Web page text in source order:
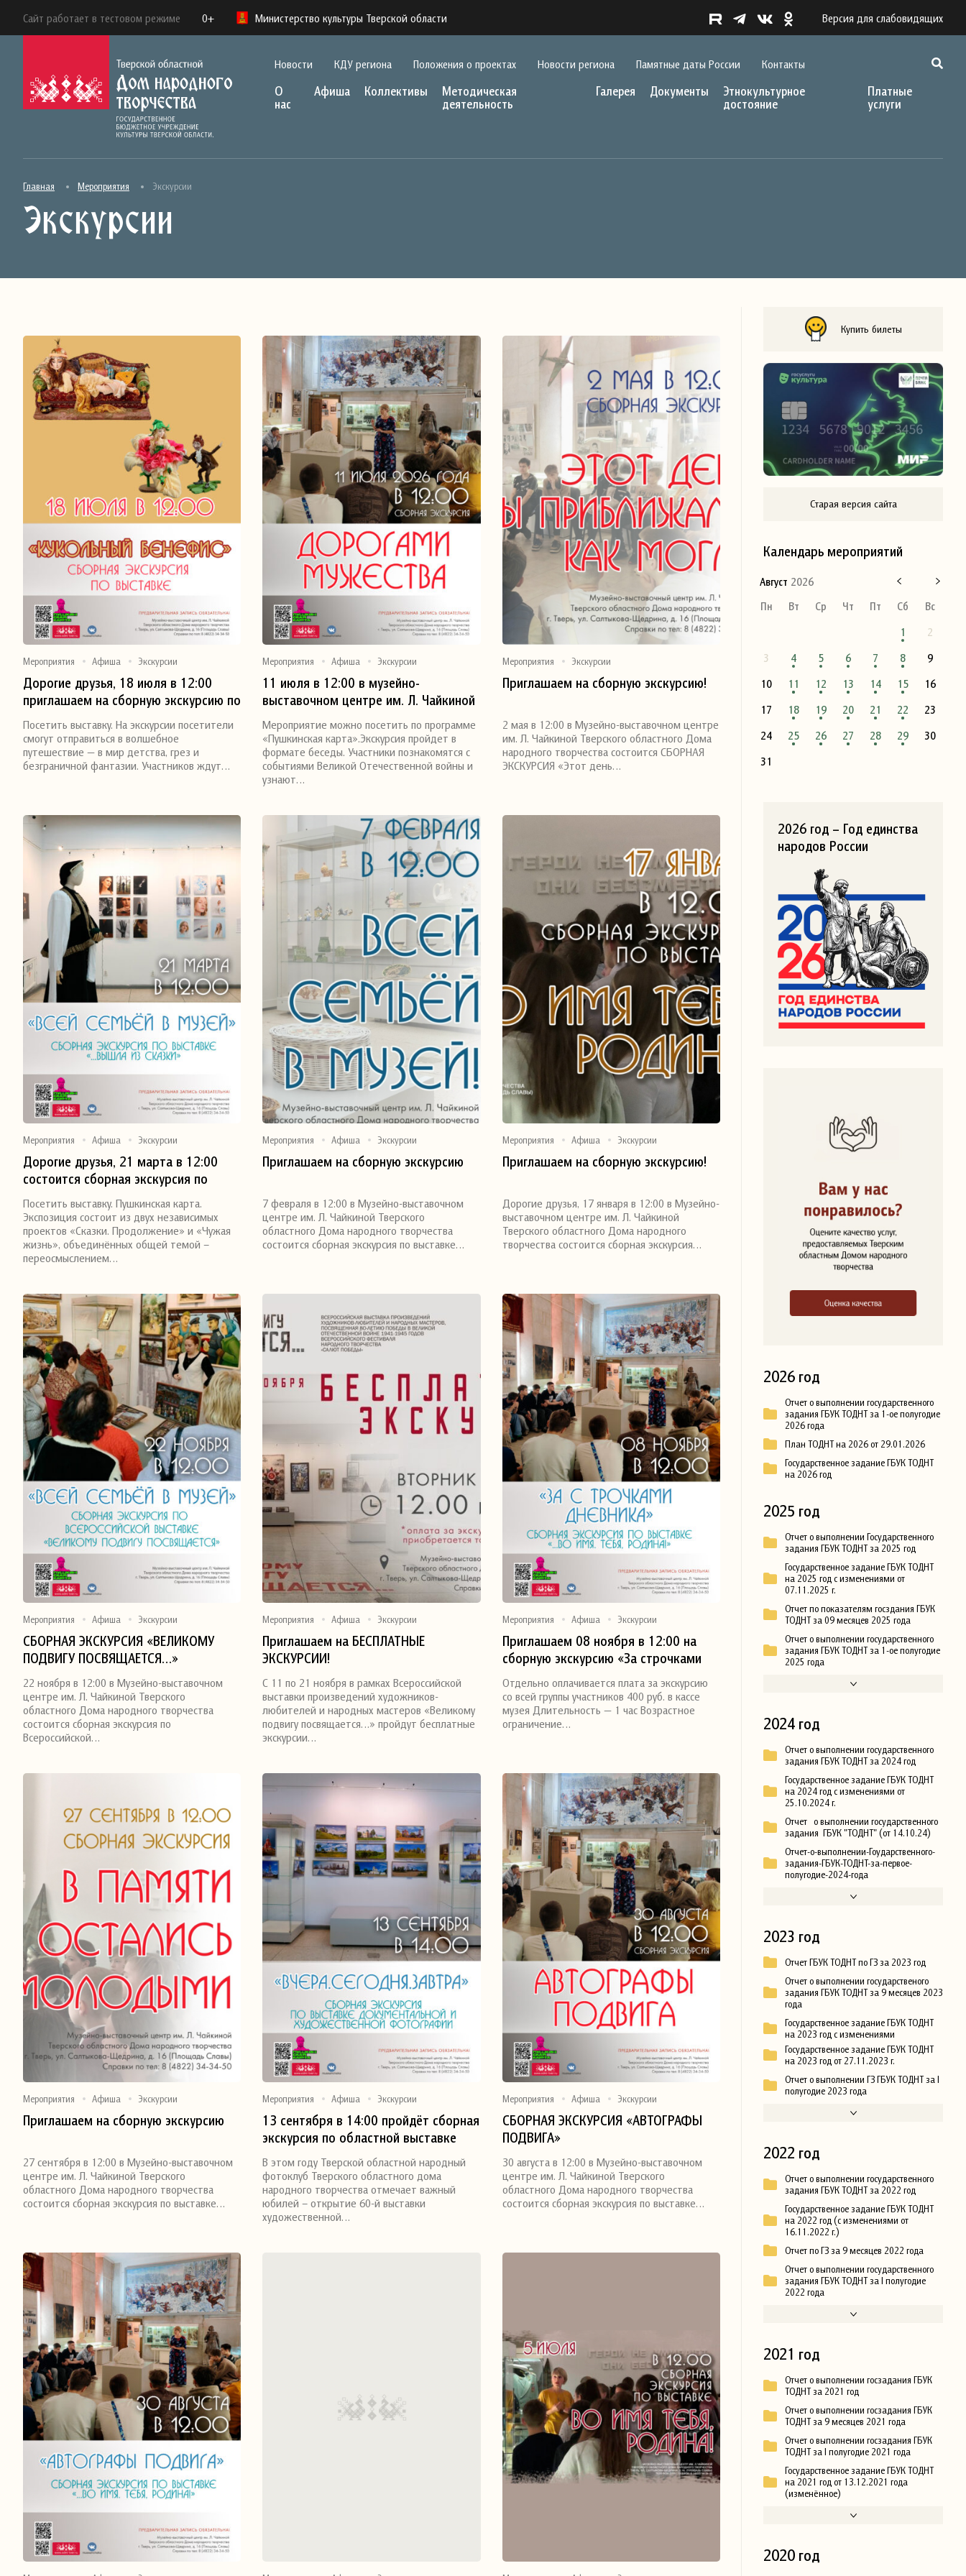
Сайт работает в тестовом режиме 0+ Министерство культуры Тверской области Версия для слабовидящих
Новости КДУ региона Положения о проектах Новости региона Памятные даты России Контакты
О
нас
Афиша Коллективы
Методическая
деятельность
Галерея Документы
Этнокультурное
достояние
Платные
услуги
Главная Мероприятия Экскурсии
Экскурсии
Мероприятия Афиша Экскурсии
Дорогие друзья, 18 июля в 12:00
приглашаем на сборную экскурсию по
выставке «Кукольный бенефис»
народной студии авторской куклы
«Вдохновение»
Посетить выставку. На экскурсии посетители
смогут отправиться в волшебное
путешествие — в мир детства, грез и
безграничной фантазии. Участников ждут…
Мероприятия Афиша Экскурсии
11 июля в 12:00 в музейно-
выставочном центре им. Л. Чайкиной
Тверского областного Дома
народного творчества состоится
экскурсия «Дорогами мужества»
Мероприятие можно посетить по программе
«Пушкинская карта».Экскурсия пройдет в
формате беседы. Участники познакомятся с
событиями Великой Отечественной войны и
узнают…
Мероприятия Экскурсии
Приглашаем на сборную экскурсию!
️2 мая в 12:00 в Музейно-выставочном центре
им. Л. Чайкиной Тверского областного Дома
народного творчества состоится СБОРНАЯ
ЭКСКУРСИЯ «Этот день…
Мероприятия Афиша Экскурсии
Дорогие друзья, 21 марта в 12:00
состоится сборная экскурсия по
выставке «Вышла из сказки»
Посетить выставку. Пушкинская карта.
Экспозиция состоит из двух независимых
проектов «Сказки. Продолжение» и «Чужая
жизнь», объединённых общей темой –
переосмыслением…
Мероприятия Афиша Экскурсии
Приглашаем на сборную экскурсию
7 февраля в 12:00 в Музейно-выставочном
центре им. Л. Чайкиной Тверского
областного Дома народного творчества
состоится сборная экскурсия по выставке…
Мероприятия Афиша Экскурсии
Приглашаем на сборную экскурсию!
Дорогие друзья, 17 января в 12:00 в Музейно-
выставочном центре им. Л. Чайкиной
Тверского областного Дома народного
творчества состоится сборная экскурсия…
Поделиться
Мероприятия Афиша Экскурсии
СБОРНАЯ ЭКСКУРСИЯ «ВЕЛИКОМУ
ПОДВИГУ ПОСВЯЩАЕТСЯ…»
22 ноября в 12:00 в Музейно-выставочном
центре им. Л. Чайкиной Тверского
областного Дома народного творчества
состоится сборная экскурсия по
Всероссийской…
Мероприятия Афиша Экскурсии
Приглашаем на БЕСПЛАТНЫЕ
ЭКСКУРСИИ!
С 11 по 21 ноября в рамках Всероссийской
выставки произведений художников-
любителей и народных мастеров «Великому
подвигу посвящается…» пройдут бесплатные
экскурсии…
Поделиться
Мероприятия Афиша Экскурсии
Приглашаем 08 ноября в 12:00 на
сборную экскурсию «За строчками
дневника» по историко-
мемориальной выставке «…Во имя
тебя, Родина!»
Отдельно оплачивается плата за экскурсию
со всей группы участников 400 руб. в кассе
музея Длительность — 1 час Возрастное
ограничение…
Мероприятия Афиша Экскурсии
Приглашаем на сборную экскурсию
27 сентября в 12:00 в Музейно-выставочном
центре им. Л. Чайкиной Тверского
областного Дома народного творчества
состоится сборная экскурсия по выставке…
Поделиться
Мероприятия Афиша Экскурсии
13 сентября в 14:00 пройдёт сборная
экскурсия по областной выставке
документальной и художественной
фотографии «Вчера. Сегодня.
Завтра».
В этом году Тверской областной народный
фотоклуб Тверского областного дома
народного творчества отмечает важный
юбилей – открытие 60-й выставки
художественной…
Поделиться
Мероприятия Афиша Экскурсии
СБОРНАЯ ЭКСКУРСИЯ «АВТОГРАФЫ
ПОДВИГА»
30 августа в 12:00 в Музейно-выставочном
центре им. Л. Чайкиной Тверского
областного Дома народного творчества
состоится сборная экскурсия по выставке…
Купить билеты
Старая версия сайта
Календарь мероприятий
Август 2026
Пн
Вт Ср Чт Пт Сб
Вс
1
2
3
4 5 6 7 8
9
10
11 12 13 14 15
16
17
18 19 20 21 22
23
24
25 26 27 28 29
30
31
2026 год – Год единства
народов России
2026 год
Отчет о выполнении государственного
задания ГБУК ТОДНТ за 1-ое полугодие
2026 года
План ТОДНТ на 2026 от 29.01.2026
Государственное задание ГБУК ТОДНТ
на 2026 год
2025 год
Отчет о выполнении Государственного
задания ГБУК ТОДНТ за 2025 год
Государственное задание ГБУК ТОДНТ
на 2025 год с изменениями от
07.11.2025 г.
Отчет по показателям госздания ГБУК
ТОДНТ за 09 месяцев 2025 года
Отчет о выполнении государственного
задания ГБУК ТОДНТ за 1-ое полугодие
2025 года
2024 год
Отчет о выполнении государственного
задания ГБУК ТОДНТ за 2024 год
Государственное задание ГБУК ТОДНТ
на 2024 год с изменениями от
25.10.2024 г.
Отчет о выполнении государственного
задания ГБУК "ТОДНТ" (от 14.10.24)
Отчет-о-выполнении-Гоударственного-
задания-ГБУК-ТОДНТ-за-первое-
полугодие-2024-года
2023 год
Отчет ГБУК ТОДНТ по ГЗ за 2023 год
Отчет о выполнении государственого
задания ГБУК ТОДНТ за 9 месяцев 2023
года
Государственное задание ГБУК ТОДНТ
на 2023 год с изменениями
Государственное задание ГБУК ТОДНТ
на 2023 год от 27.11.2023 г.
Отчет о выполнении ГЗ ГБУК ТОДНТ за I
полугодие 2023 года
2022 год
Отчет о выполнении государственного
задания ГБУК ТОДНТ за 2022 год
Государственное задание ГБУК ТОДНТ
на 2022 год (с изменениями от
16.11.2022 г.)
Отчет по ГЗ за 9 месяцев 2022 года
Отчет о выполнении государственного
задания ГБУК ТОДНТ за I полугодие
2022 года
2021 год
Отчет о выполнении госзадания ГБУК
ТОДНТ за 2021 год
Отчет о выполнении госзадания ГБУК
ТОДНТ за 9 месяцев 2021 года
Отчет о выполнении госзадания ГБУК
ТОДНТ за I полугодие 2021 года
Государственное задание ГБУК ТОДНТ
на 2021 год от 13.12.2021 года
(изменённое)
2020 год